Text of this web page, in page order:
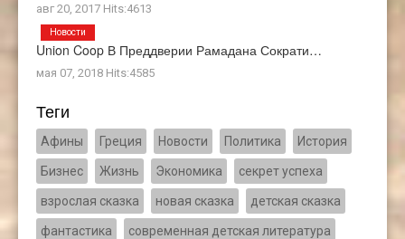
авг 20, 2017 Hits:4613
Union Coop В Преддверии Рамадана Сократи…
мая 07, 2018 Hits:4585
Новости
Теги
Афины Греция Новости Политика История
Бизнес Жизнь Экономика секрет успеха
взрослая сказка новая сказка детская сказка
фантастика современная детская литература